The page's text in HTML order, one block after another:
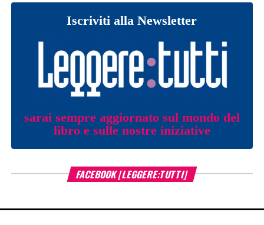
Iscriviti alla Newsletter
sarai sempre aggiornato sul mondo del
libro e sulle nostre iniziative
FACEBOOK [LEGGERE:TUTTI]